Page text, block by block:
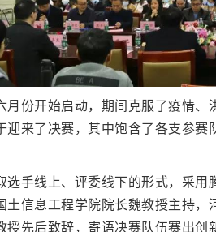
月份开始启动，期间克服了疫情
迎来了决赛，其中饱含了各支参赛
选手线上、评委线下的形式，采
土信息工程学院院长魏教授主持
授先后致辞，寄语决赛队伍赛出